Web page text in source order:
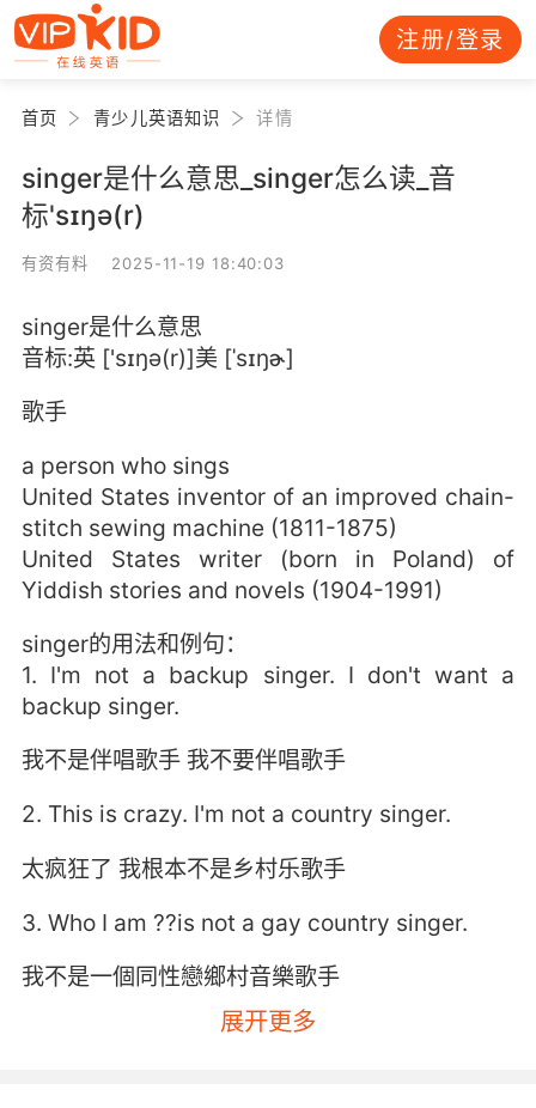
注册/登录
首页 青少儿英语知识 详情
singer是什么意思_singer怎么读_音
标'sɪŋə(r)
有资有料 2025-11-19 18:40:03
singer是什么意思
音标:英 ['sɪŋə(r)]美 [ˈsɪŋɚ]
歌手
a person who sings
United States inventor of an improved chain-
stitch sewing machine (1811-1875)
United States writer (born in Poland) of
Yiddish stories and novels (1904-1991)
singer的用法和例句：
1. I'm not a backup singer. I don't want a
backup singer.
我不是伴唱歌手 我不要伴唱歌手
2. This is crazy. I'm not a country singer.
太疯狂了 我根本不是乡村乐歌手
3. Who I am ??is not a gay country singer.
我不是一個同性戀鄉村音樂歌手
4. You do have the face of an opera singer.
展开更多